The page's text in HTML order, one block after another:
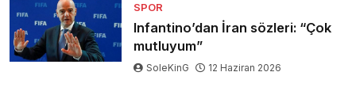
SPOR
Infantino’dan İran sözleri: “Çok
mutluyum”
SoleKinG 12 Haziran 2026